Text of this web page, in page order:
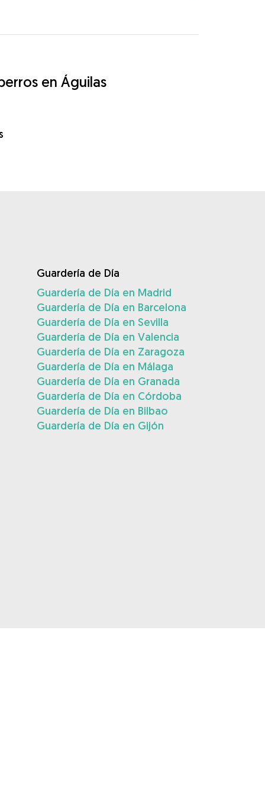
en Águilas
Guardería de Día
Guardería de Día en Madrid
Guardería de Día en Barcelona
Guardería de Día en Sevilla
Guardería de Día en Valencia
Guardería de Día en Zaragoza
Guardería de Día en Málaga
Guardería de Día en Granada
Guardería de Día en Córdoba
Guardería de Día en Bilbao
Guardería de Día en Gijón